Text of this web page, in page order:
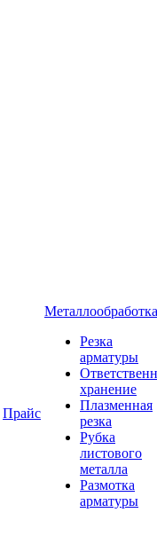
Прайс
Металлообработка
Резка
арматуры
хранение
Плазменная
резка
Рубка
листового
металла
Размотка
арматуры